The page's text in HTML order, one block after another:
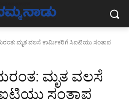
ಮೃತ ವಲಸೆ ಕಾರ್ಮಿಕರಿಗೆ ಸಿಐಟಿಯು ಸಂತಾಪ
ಮೃತ ವಲಸೆ
ಸಂತಾಪ